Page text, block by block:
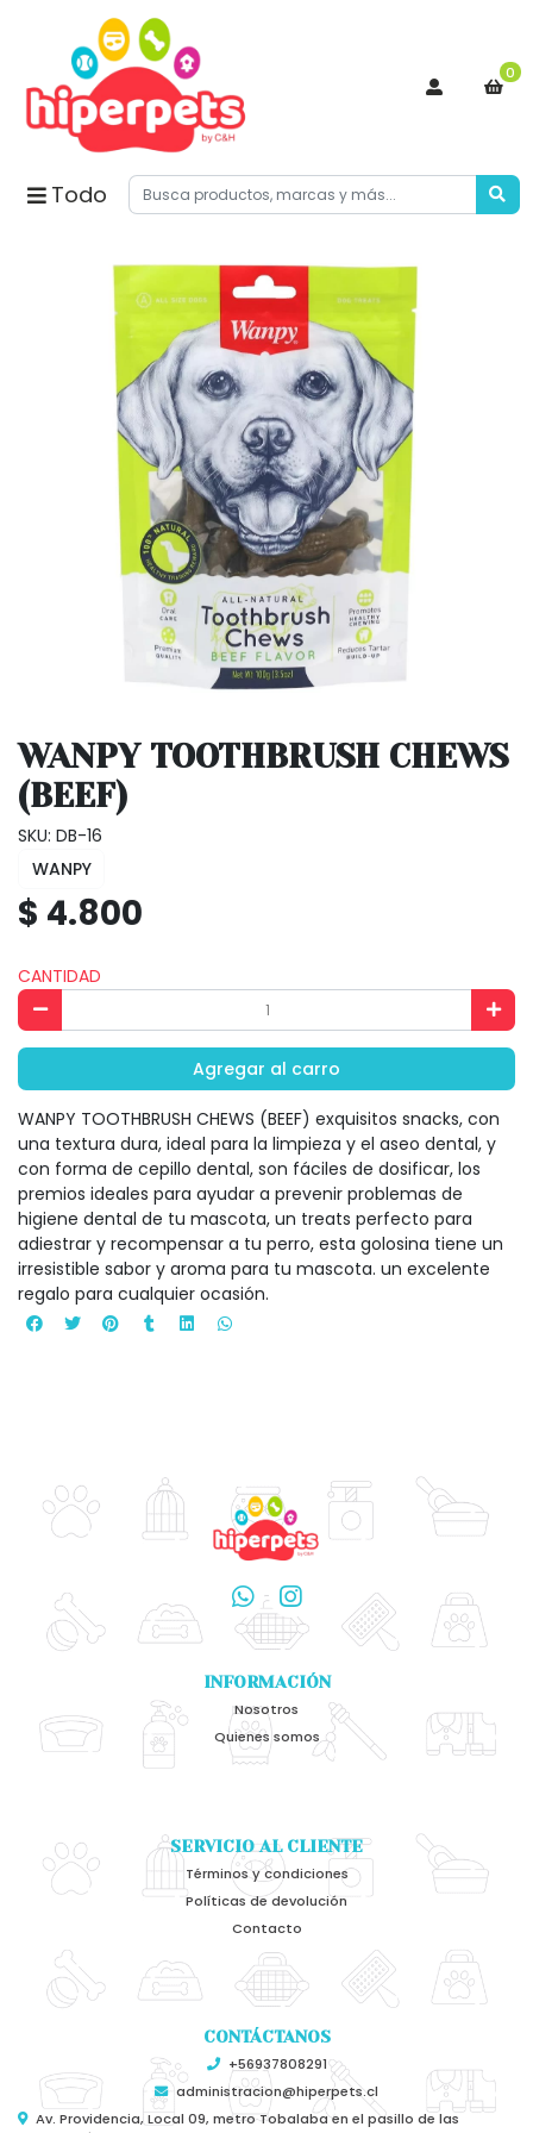
Todo
0
WANPY TOOTHBRUSH CHEWS
(BEEF)
SKU: DB-16
WANPY
$ 4.800
CANTIDAD
Agregar al carro
WANPY TOOTHBRUSH CHEWS (BEEF) exquisitos snacks, con
una textura dura, ideal para la limpieza y el aseo dental, y
con forma de cepillo dental, son fáciles de dosificar, los
premios ideales para ayudar a prevenir problemas de
higiene dental de tu mascota, un treats perfecto para
adiestrar y recompensar a tu perro, esta golosina tiene un
irresistible sabor y aroma para tu mascota. un excelente
regalo para cualquier ocasión.
INFORMACIÓN
Nosotros
Quienes somos
SERVICIO AL CLIENTE
Términos y condiciones
Políticas de devolución
Contacto
CONTÁCTANOS
+56937808291
administracion@hiperpets.cl
Av. Providencia, Local 09, metro Tobalaba en el pasillo de las